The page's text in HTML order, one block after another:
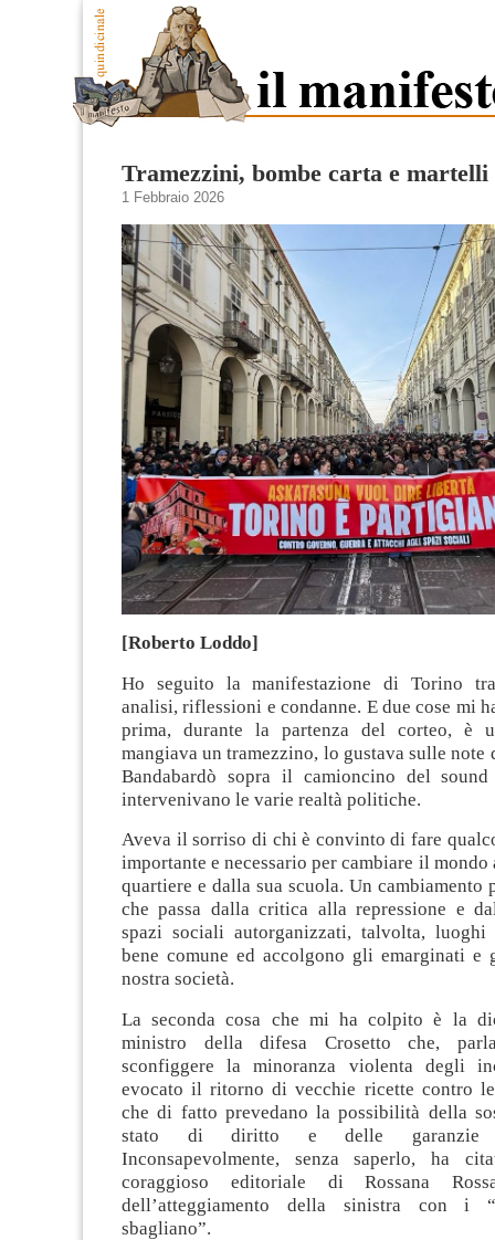
Tramezzini, bombe carta e martelli
1 Febbraio 2026
[Roberto Loddo]
Ho seguito la manifestazione di Torino
analisi, riflessioni e condanne. E due cose mi
prima, durante la partenza del corteo, è
mangiava un tramezzino, lo gustava sulle
Bandabardò sopra il camioncino del
intervenivano le varie realtà politiche.
Aveva il sorriso di chi è convinto di fare
importante e necessario per cambiare il mondo
quartiere e dalla sua scuola. Un
che passa dalla critica alla repressione e
spazi sociali autorganizzati, talvolta, luoghi
bene comune ed accolgono gli emarginati e
nostra società.
La seconda cosa che mi ha colpito è la
ministro della difesa Crosetto che,
sconfiggere la minoranza violenta degli
evocato il ritorno di vecchie ricette contro le
che di fatto prevedano la possibilità della
stato di diritto e delle garanzie
Inconsapevolmente, senza saperlo, ha
coraggioso editoriale di Rossana
dell’atteggiamento della sinistra con i
sbagliano”.